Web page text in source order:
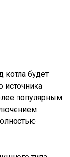
котла будет
источника
популярным